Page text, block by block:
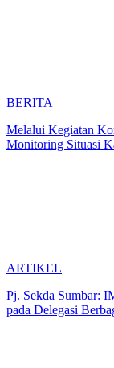
BERITA
Melalui Kegiatan
Monitoring Situasi
ARTIKEL
Pj. Sekda Sumbar:
pada Delegasi